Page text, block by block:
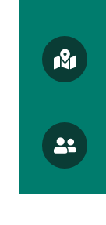
octobre
2025
Château
de
Blois
Cap
ciné
N°
de
stand